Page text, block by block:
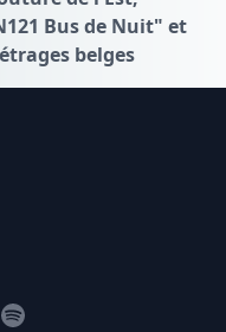
Bus de Nuit" et
belges
Spotify